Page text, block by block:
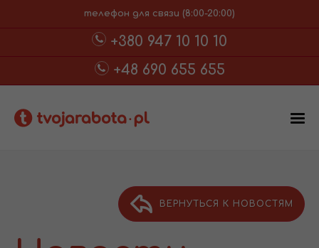
телефон для связи (8:00-20:00)
+380 947 10 10 10
+48 690 655 655
ВЕРНУТЬСЯ К НОВОСТЯМ